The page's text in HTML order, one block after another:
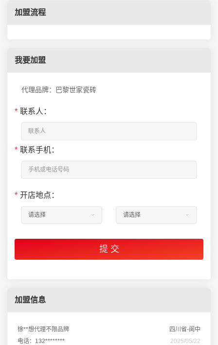
加盟流程
我要加盟
代理品牌：巴黎世家瓷砖
* 联系人：
* 联系手机：
* 开店地点：
加盟信息
徐**想代理不限品牌
四川省-阆中
电话：132********
2025/05/22